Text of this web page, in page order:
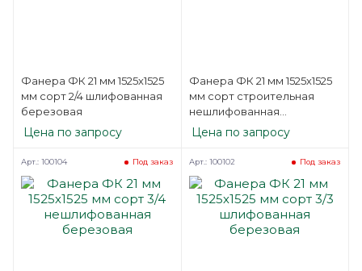
Фанера ФК 21 мм 1525х1525
мм сорт 2/4 шлифованная
березовая
Цена по запросу
Фанера ФК 21 мм 1525х1525
мм сорт строительная
нешлифованная
березовая
Цена по запросу
Под заказ
Арт.: 100104 Под заказ
Арт.: 100102